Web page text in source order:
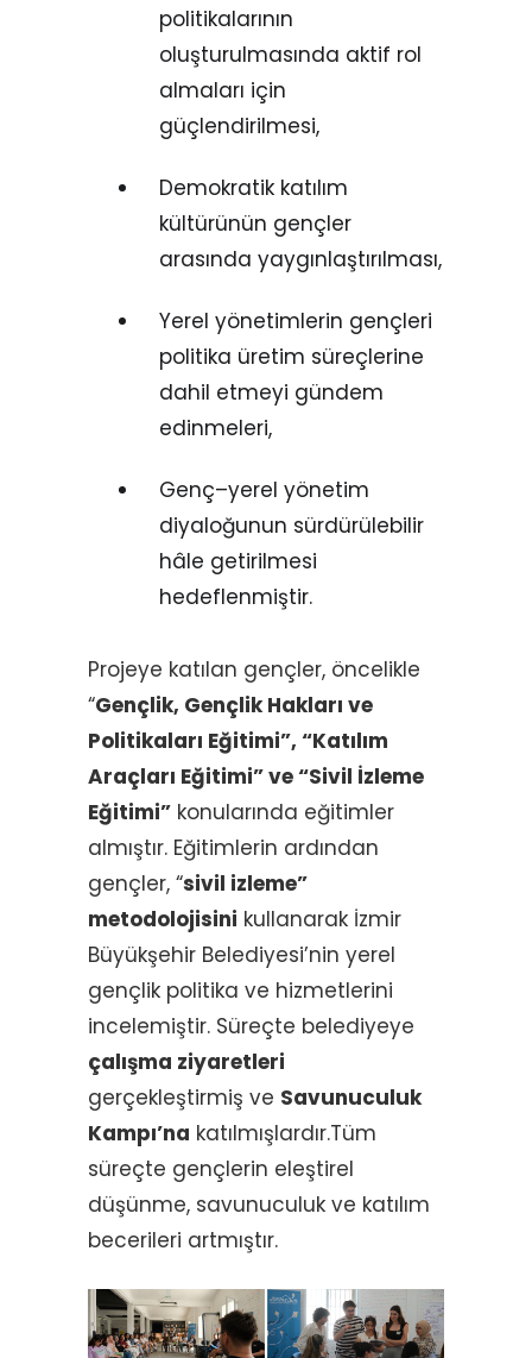
politikalarının
oluşturulmasında aktif rol
almaları için
güçlendirilmesi,
Demokratik katılım
kültürünün gençler
arasında yaygınlaştırılması,
Yerel yönetimlerin gençleri
politika üretim süreçlerine
dahil etmeyi gündem
edinmeleri,
Genç–yerel yönetim
diyaloğunun sürdürülebilir
hâle getirilmesi
hedeflenmiştir.
Projeye katılan gençler, öncelikle
“Gençlik, Gençlik Hakları ve
Politikaları Eğitimi”, “Katılım
Araçları Eğitimi” ve “Sivil İzleme
Eğitimi” konularında eğitimler
almıştır. Eğitimlerin ardından
gençler, “sivil izleme”
metodolojisini kullanarak İzmir
Büyükşehir Belediyesi’nin yerel
gençlik politika ve hizmetlerini
incelemiştir. Süreçte belediyeye
çalışma ziyaretleri
gerçekleştirmiş ve Savunuculuk
Kampı’na katılmışlardır.Tüm
süreçte gençlerin eleştirel
düşünme, savunuculuk ve katılım
becerileri artmıştır.